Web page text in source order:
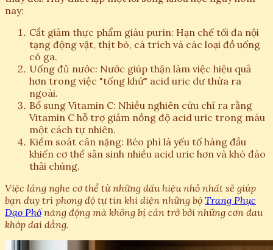
nay:
Cắt giảm thực phẩm giàu purin: Hạn chế tối đa nội
tạng động vật, thịt bò, cá trích và các loại đồ uống
có ga.
Uống đủ nước: Nước giúp thận làm việc hiệu quả
hơn trong việc "tống khứ" acid uric dư thừa ra
ngoài.
Bổ sung Vitamin C: Nhiều nghiên cứu chỉ ra rằng
Vitamin C hỗ trợ giảm nồng độ acid uric trong máu
một cách tự nhiên.
Kiểm soát cân nặng: Béo phì là yếu tố hàng đầu
khiến cơ thể sản sinh nhiều acid uric hơn và khó đào
thải chúng.
Việc lắng nghe cơ thể từ những dấu hiệu nhỏ nhất sẽ giúp
bạn duy trì phong độ tự tin khi diện những bộ Trang Phục
Dạo Phốnăng động mà không bị cản trở bởi những cơn đau
khớp dai dẳng.